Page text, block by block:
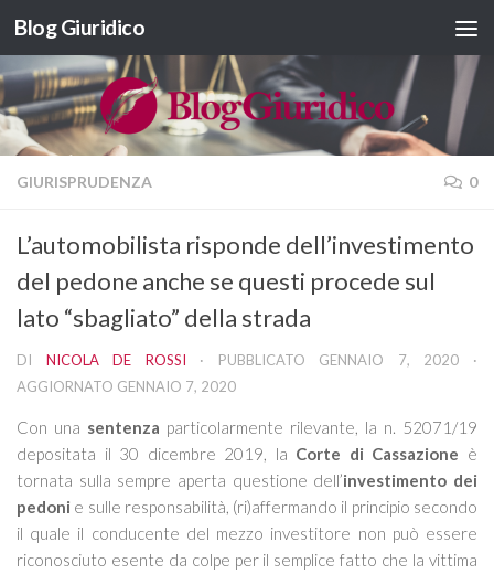
Salta al contenuto
Blog Giuridico
GIURISPRUDENZA 0
L’automobilista risponde dell’investimento
del pedone anche se questi procede sul
lato “sbagliato” della strada
DI NICOLA DE ROSSI · PUBBLICATO GENNAIO 7, 2020 ·
AGGIORNATO GENNAIO 7, 2020
Con una sentenza particolarmente rilevante, la n. 52071/19
depositata il 30 dicembre 2019, la Corte di Cassazione è
tornata sulla sempre aperta questione dell’investimento dei
pedoni e sulle responsabilità, (ri)affermando il principio secondo
il quale il conducente del mezzo investitore non può essere
riconosciuto esente da colpe per il semplice fatto che la vittima